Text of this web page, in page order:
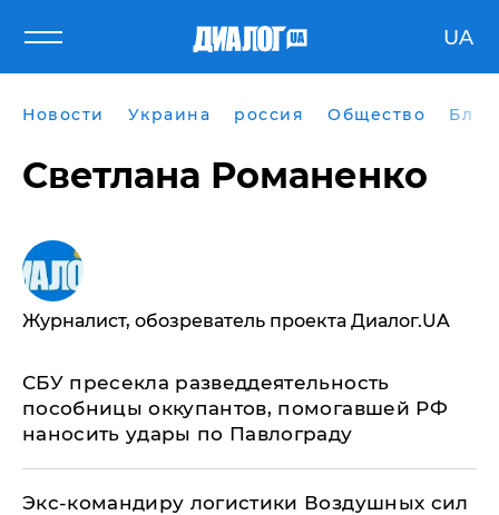
UA
Новости Украина россия Общество
Светлана Романенко
Журналист, обозреватель проекта Диалог.UA
СБУ пресекла разведдеятельность
пособницы оккупантов, помогавшей РФ
наносить удары по Павлограду
Экс-командиру логистики Воздушных сил